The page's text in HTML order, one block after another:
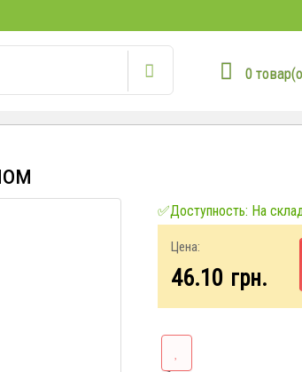
0
✅Доступность: На
Цена:
46.10 грн.